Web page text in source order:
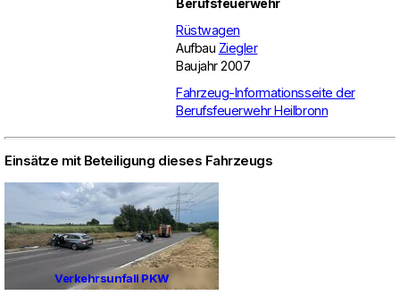
Rüstwagen
Aufbau Ziegler
Baujahr 2007
Fahrzeug-Informationsseite der
Berufsfeuerwehr Heilbronn
Einsätze mit Beteiligung dieses Fahrzeugs
Verkehrsunfall PKW